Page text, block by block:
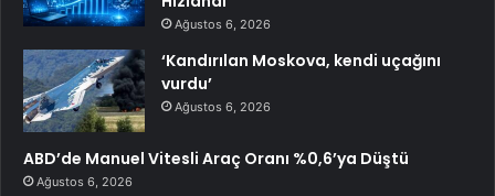
Ağustos 6, 2026
‘Kandırılan Moskova, kendi uçağını
vurdu’
Ağustos 6, 2026
ABD’de Manuel Vitesli Araç Oranı %0,6’ya Düştü
Ağustos 6, 2026